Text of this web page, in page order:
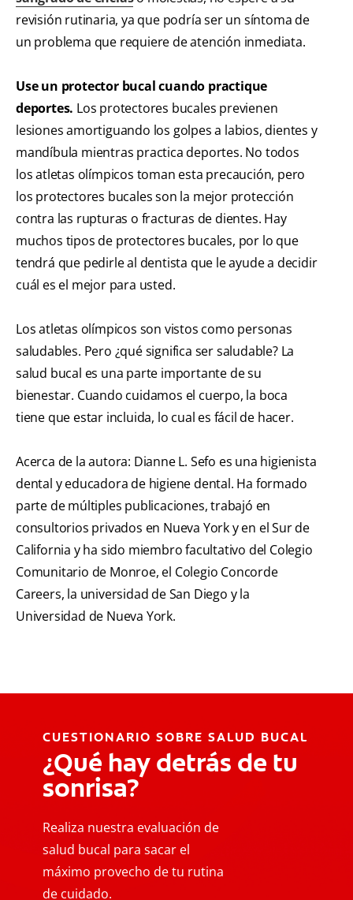
revisión rutinaria, ya que podría ser un síntoma de
un problema que requiere de atención inmediata.
Use un protector bucal cuando practique
deportes. Los protectores bucales previenen
lesiones amortiguando los golpes a labios, dientes y
mandíbula mientras practica deportes. No todos
los atletas olímpicos toman esta precaución, pero
los protectores bucales son la mejor protección
contra las rupturas o fracturas de dientes. Hay
muchos tipos de protectores bucales, por lo que
tendrá que pedirle al dentista que le ayude a decidir
cuál es el mejor para usted.
Los atletas olímpicos son vistos como personas
saludables. Pero ¿qué significa ser saludable? La
salud bucal es una parte importante de su
bienestar. Cuando cuidamos el cuerpo, la boca
tiene que estar incluida, lo cual es fácil de hacer.
Acerca de la autora: Dianne L. Sefo es una higienista
dental y educadora de higiene dental. Ha formado
parte de múltiples publicaciones, trabajó en
consultorios privados en Nueva York y en el Sur de
California y ha sido miembro facultativo del Colegio
Comunitario de Monroe, el Colegio Concorde
Careers, la universidad de San Diego y la
Universidad de Nueva York.
CUESTIONARIO SOBRE SALUD BUCAL
¿Qué hay detrás de tu
sonrisa?
Realiza nuestra evaluación de
salud bucal para sacar el
máximo provecho de tu rutina
de cuidado.